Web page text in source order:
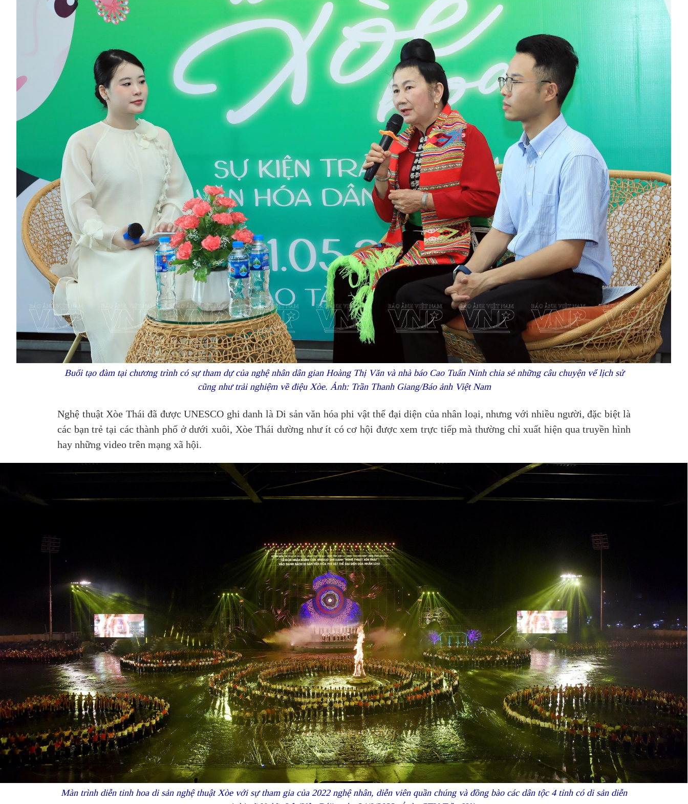
Buổi tạo đàm tại chương trình có sự tham dự của nghệ nhân dân gian Hoàng Thị Văn và nhà báo Cao Tuấn Ninh chia sẻ những câu chuyện vể lịch sử
cũng như trải nghiệm về điệu Xòe. Ảnh: Trần Thanh Giang/Báo ảnh Việt Nam
Nghệ thuật Xòe Thái đã được UNESCO ghi danh là Di sản văn hóa phi vật thể đại diện của nhân loại, nhưng với nhiều người, đặc biệt là
các bạn trẻ tại các thành phố ở dưới xuôi, Xòe Thái dường như ít có cơ hội được xem trực tiếp mà thường chỉ xuất hiện qua truyền hình
hay những video trên mạng xã hội.
Màn trình diễn tinh hoa di sản nghệ thuật Xòe với sự tham gia của 2022 nghệ nhân, diễn viên quần chúng và đồng bào các dân tộc 4 tỉnh có di sản diễn